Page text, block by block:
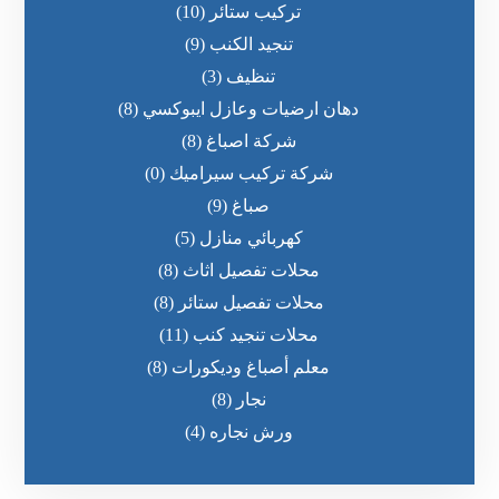
تركيب ستائر (10)
تنجيد الكنب (9)
تنظيف (3)
دهان ارضيات وعازل ايبوكسي (8)
شركة اصباغ (8)
شركة تركيب سيراميك (0)
صباغ (9)
كهربائي منازل (5)
محلات تفصيل اثاث (8)
محلات تفصيل ستائر (8)
محلات تنجيد كنب (11)
معلم أصباغ وديكورات (8)
نجار (8)
ورش نجاره (4)